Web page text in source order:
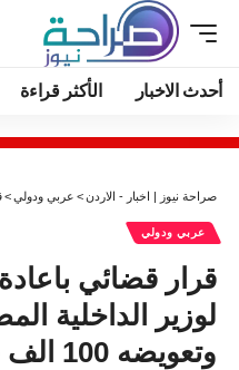
أحدث الاخبار الأكثر قراءة
صراحة نيوز | اخبار - الاردن> عربي ودولي>
عربي ودولي
لوزير الداخلية
وتعويضه 100 الف جنيه